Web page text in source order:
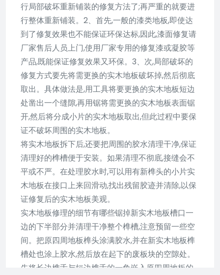
行局部破坏重新铺装的修复方法了;再严重的就要进
行整体重新铺装。2、首先,一般的漆类地板,即使达
到了修复效果也不能保证环保达标,因此,漆面修复请
厂家售后人员上门,使用厂家专用的修复漆或凝胶等
产品,既能保证修复效果又环保。3、次,局部破坏的
修复方式要先将需更换的实木地板破坏掉,然后彻底
取出。具体做法是,用工具将要更换的实木地板短边
处凿出一个缝隙,再用锯将需更换的实木地板表面锯
开,然后将分成小片的实木地板取出,但此过程中要保
证不破坏周围的实木地板。
将实木地板拆下后,还要把周围的胶水清理干净,保证
清理好的榫槽便于安装。如果清理不彻底,接缝会不
平或不严。在处理胶水时,可以用有新榫头的小片实
木地板在接口上来回滑动,找出残留胶迹并清除,以保
证修复后的实木地板美观。
实木地板修理的细节有哪些锯掉新实木地板槽口一
边的下半部分并清理干净整个榫槽,注意预留一些空
间。把原四周地板榫头涂满胶水,并在新实木地板榫
槽处也涂上胶水,然后放在起下的废板块的空隙处。
先将长边榫舌与短边榫舌的一角嵌入原四周地板的